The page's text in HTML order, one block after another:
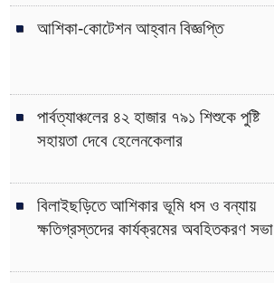
আশিকা-কোটেশন আহ্বান বিজ্ঞপ্তি
পার্বত্যাঞ্চলের ৪২ হাজার ৭৯১ শিশুকে পুষ্টি
সহায়তা দেবে হেলেনকেলার
বিলাইছড়িতে আশিকার ভূমি ধস ও বন্যায়
ক্ষতিগ্রস্তদের কার্যক্রমের অবহিতকরণ সভা